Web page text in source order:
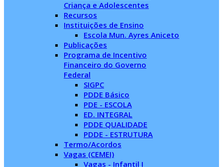
Criança e Adolescentes
Recursos
Instituições de Ensino
Escola Mun. Ayres Aniceto
Publicações
Programa de Incentivo
Financeiro do Governo
Federal
SIGPC
PDDE Básico
PDE - ESCOLA
ED. INTEGRAL
PDDE QUALIDADE
PDDE - ESTRUTURA
Termo/Acordos
Vagas (CEMEI)
Vagas - Infantil I